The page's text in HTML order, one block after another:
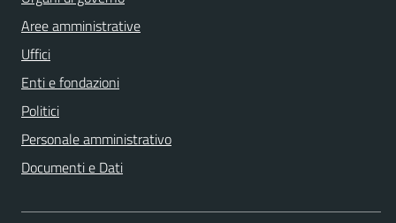
Aree amministrative
Uffici
Enti e fondazioni
Politici
Personale amministrativo
Documenti e Dati